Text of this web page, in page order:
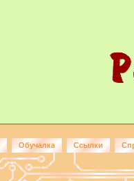
Обучалка Ссылки